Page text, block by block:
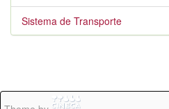
Sistema de Transporte